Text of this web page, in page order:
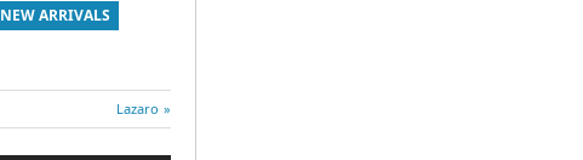
NEW ARRIVALS
Entrada
siguiente:
Lazaro